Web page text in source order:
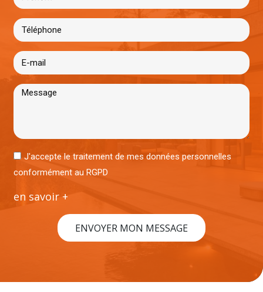
J'accepte le traitement de mes données personnelles
conformément au RGPD
en savoir +
ENVOYER MON MESSAGE